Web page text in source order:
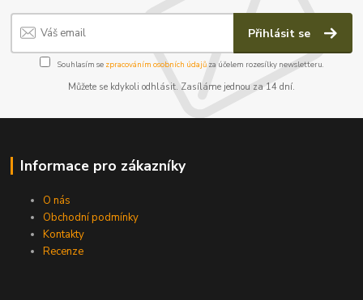
Přihlásit se
Souhlasím se zpracováním osobních údajůza účelem rozesílky newsletteru.
Můžete se kdykoli odhlásit. Zasíláme jednou za 14 dní.
Informace pro zákazníky
O nás
Obchodní podmínky
Kontakty
Recenze